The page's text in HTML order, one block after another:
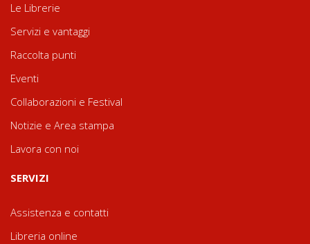
Le Librerie
Servizi e vantaggi
Raccolta punti
Eventi
Collaborazioni e Festival
Notizie e Area stampa
Lavora con noi
SERVIZI
Assistenza e contatti
Libreria online